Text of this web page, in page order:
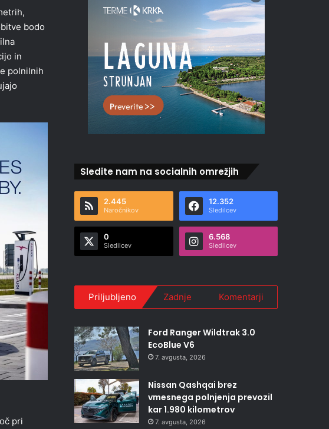
bodo
in
polnilnih
pri
Sledite nam na socialnih omrežjih
2.445
Naročnikov
12.352
Sledilcev
0
Sledilcev
6.568
Sledilcev
Priljubljeno Zadnje Komentarji
Ford Ranger Wildtrak 3.0
EcoBlue V6
7. avgusta, 2026
Nissan Qashqai brez
vmesnega polnjenja prevozil
kar 1.980 kilometrov
7. avgusta, 2026